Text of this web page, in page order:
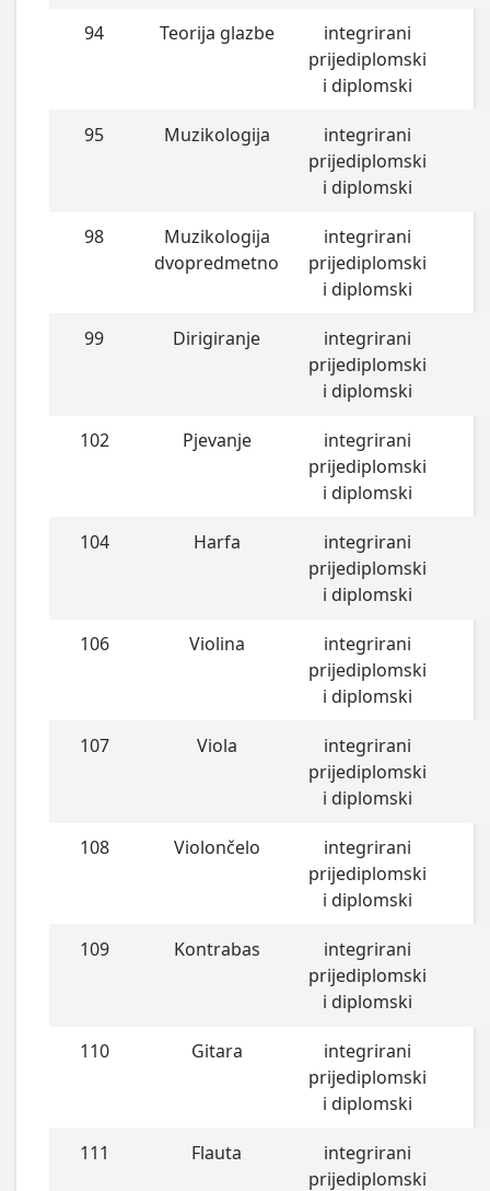
94 Teorija glazbe
integrirani
prijediplomski
i diplomski
95 Muzikologija
integrirani
prijediplomski
i diplomski
98
Muzikologija
dvopredmetno
integrirani
prijediplomski
i diplomski
99 Dirigiranje
integrirani
prijediplomski
i diplomski
102 Pjevanje
integrirani
prijediplomski
i diplomski
104 Harfa
integrirani
prijediplomski
i diplomski
106 Violina
integrirani
prijediplomski
i diplomski
107 Viola
integrirani
prijediplomski
i diplomski
108 Violončelo
integrirani
prijediplomski
i diplomski
109 Kontrabas
integrirani
prijediplomski
i diplomski
110 Gitara
integrirani
prijediplomski
i diplomski
111 Flauta
integrirani
prijediplomski